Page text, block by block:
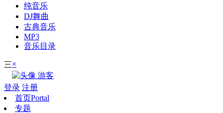
纯音乐
DJ舞曲
古典音乐
MP3
音乐目录
三×
游客
登录 注册
首页Portal
专题